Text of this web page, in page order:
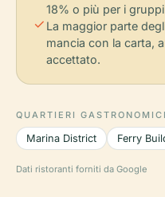
18% o più per i
check La maggior parte
mancia con la carta,
accettato.
QUARTIERI
Marina District
Ferry
Dati ristoranti forniti da Google